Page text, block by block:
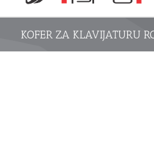
KOFER ZA KLAVIJATURU